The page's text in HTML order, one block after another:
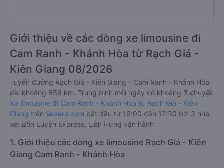
Giới thiệu về các dòng xe limousine đi
Cam Ranh - Khánh Hòa từ Rạch Giá -
Kiên Giang 08/2026
Tuyến đường Rạch Giá - Kiên Giang - Cam Ranh - Khánh Hòa
dài khoảng 656 km. Trung bình mỗi ngày có khoảng 3 chuyến
Xe limousine đi Cam Ranh - Khánh Hòa từ Rạch Giá - Kiên
Giang trên Vexere.com bắt đầu từ 16:00 đến 17:30 bởi 3 nhà
xe: Bốn Luyện Express, Liên Hưng vận hành.
1. Giới thiệu các dòng xe limousine Rạch Giá - Kiên
Giang Cam Ranh - Khánh Hòa